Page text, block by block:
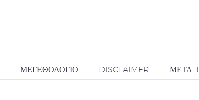
ΜΕΓΕΘΟΛΌΓΙΟ DISCLAIMER ΜΕΤΆ